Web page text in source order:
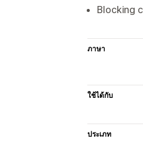
Blocking
ภาษา
ใช้ได้กับ
ประเภท